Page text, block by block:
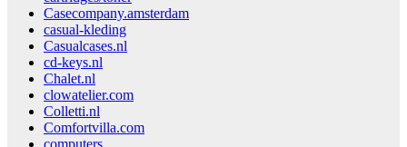
Casecompany.amsterdam
casual-kleding
Casualcases.nl
cd-keys.nl
Chalet.nl
clowatelier.com
Colletti.nl
Comfortvilla.com
computers